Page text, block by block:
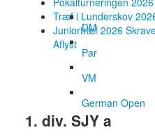
Træf i Lunderskov
Juniortræf 2026
Aflyst
1. div. SJY a
DM
Par
VM
German Open